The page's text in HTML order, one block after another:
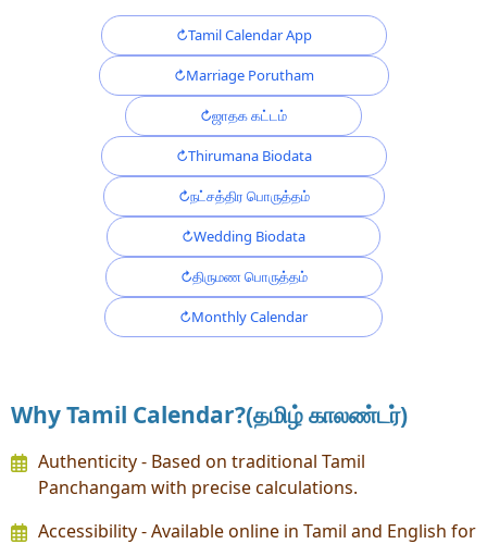
Tamil Calendar App
Marriage Porutham
ஜாதக கட்டம்
Thirumana Biodata
நட்சத்திர பொருத்தம்
Wedding Biodata
திருமண பொருத்தம்
Monthly Calendar
Why Tamil Calendar?(தமிழ் காலண்டர்)
Authenticity - Based on traditional Tamil
Panchangam with precise calculations.
Accessibility - Available online in Tamil and English for